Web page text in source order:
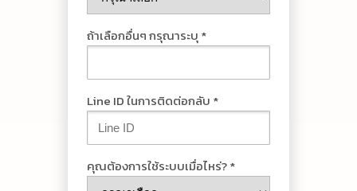
ถ้าเลือกอื่นๆ กรุณาระบุ *
Line ID ในการติดต่อกลับ *
คุณต้องการใช้ระบบเมื่อไหร่? *